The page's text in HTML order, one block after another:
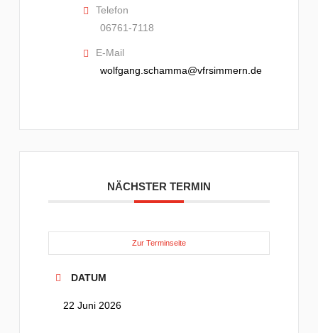
Telefon
06761-7118
E-Mail
wolfgang.schamma@vfrsimmern.de
NÄCHSTER TERMIN
Zur Terminseite
DATUM
22 Juni 2026